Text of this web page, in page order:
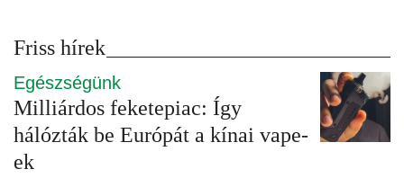
Friss hírek
Egészségünk
Milliárdos feketepiac: Így
hálózták be Európát a kínai vape-
ek